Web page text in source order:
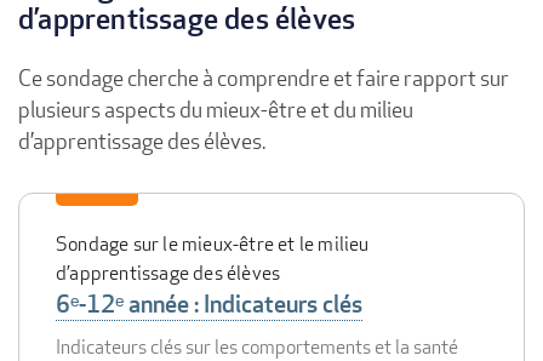
d’apprentissage des élèves
Ce sondage cherche à comprendre et faire rapport sur
plusieurs aspects du mieux-être et du milieu
d’apprentissage des élèves.
Sondage sur le mieux-être et le milieu
d’apprentissage des élèves
6ᵉ-12ᵉ année : Indicateurs clés
Indicateurs clés sur les comportements et la santé